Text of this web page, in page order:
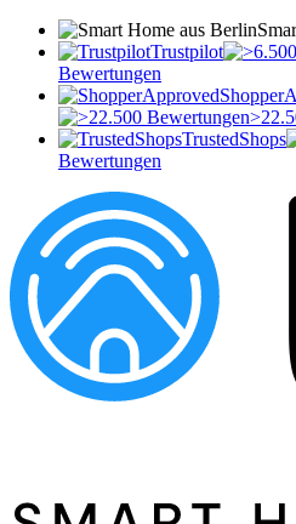
Trustpilot
Bewertungen
TrustedShops
Bewertungen